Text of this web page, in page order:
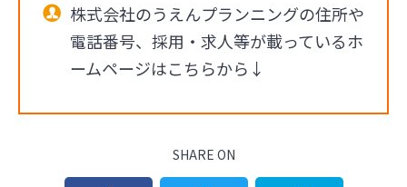
株式会社のうえんプランニングの住所や
電話番号、採用・求人等が載っているホ
ームページはこちらから↓
SHARE ON